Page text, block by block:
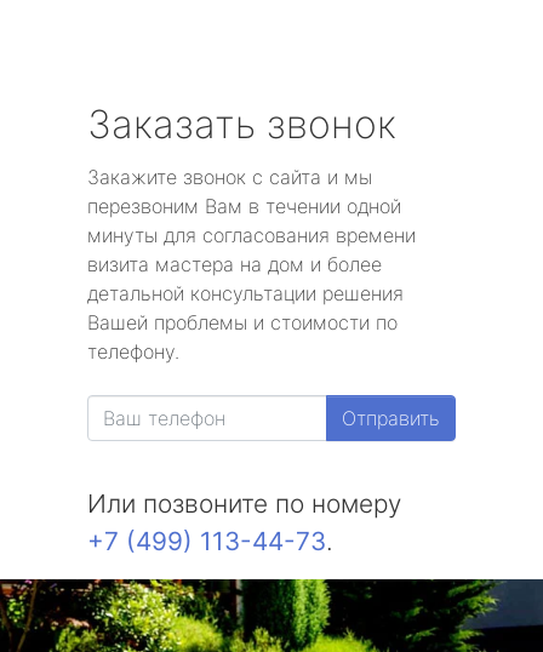
Заказать звонок
Закажите звонок с сайта и мы
перезвоним Вам в течении одной
минуты для согласования времени
визита мастера на дом и более
детальной консультации решения
Вашей проблемы и стоимости по
телефону.
Отправить
Или позвоните по номеру
+7 (499) 113-44-73.